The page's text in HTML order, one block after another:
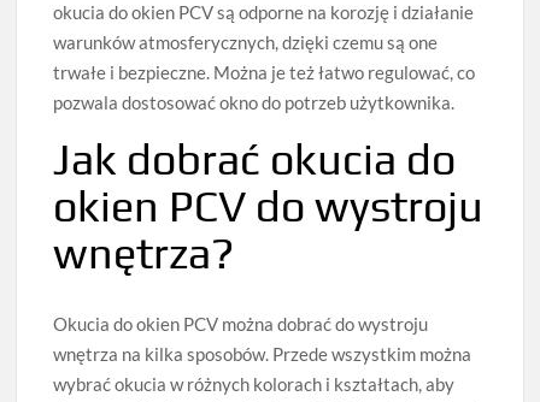
okucia do okien PCV są odporne na korozję i działanie
warunków atmosferycznych, dzięki czemu są one
trwałe i bezpieczne. Można je też łatwo regulować, co
pozwala dostosować okno do potrzeb użytkownika.
Jak dobrać okucia do
okien PCV do wystroju
wnętrza?
Okucia do okien PCV można dobrać do wystroju
wnętrza na kilka sposobów. Przede wszystkim można
wybrać okucia w różnych kolorach i kształtach, aby